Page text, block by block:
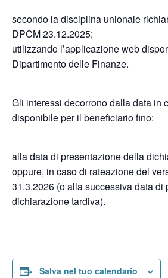
secondo la disciplina unionale
DPCM 23.12.2025;
utilizzando l’applicazione web
Dipartimento delle Finanze.
Gli interessi decorrono dalla data in
disponibile per il beneficiario fino:
alla data di presentazione della
oppure, in caso di rateazione del
31.3.2026 (o alla successiva data di
dichiarazione tardiva).
Salva nel tuo calendario